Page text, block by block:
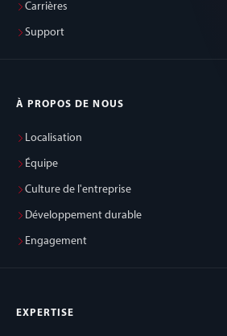
Carrières
Support
À PROPOS DE NOUS
Localisation
Équipe
Culture de l'entreprise
Développement durable
Engagement
EXPERTISE